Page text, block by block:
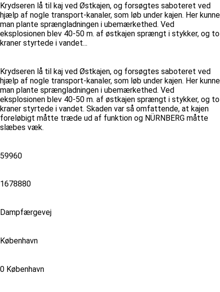
Krydseren lå til kaj ved Østkajen, og forsøgtes saboteret ved
hjælp af nogle transport-kanaler, som løb under kajen. Her kunne
man plante sprængladningen i ubemærkethed. Ved
eksplosionen blev 40-50 m. af østkajen sprængt i stykker, og to
kraner styrtede i vandet...
Krydseren lå til kaj ved Østkajen, og forsøgtes saboteret ved
hjælp af nogle transport-kanaler, som løb under kajen. Her kunne
man plante sprængladningen i ubemærkethed. Ved
eksplosionen blev 40-50 m. af østkajen sprængt i stykker, og to
kraner styrtede i vandet. Skaden var så omfattende, at kajen
foreløbigt måtte træde ud af funktion og NÜRNBERG måtte
slæbes væk.
59960
1678880
Dampfærgevej
København
0 København